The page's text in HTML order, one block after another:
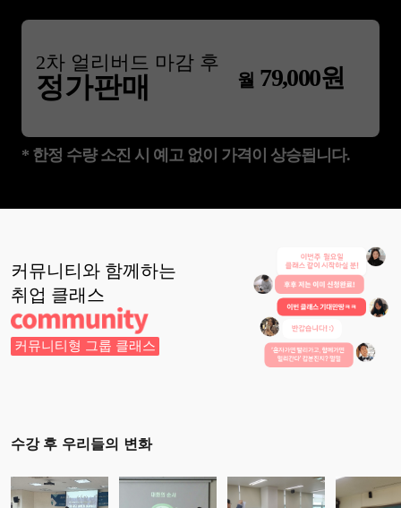
2차 얼리버드 마감 후
정가판매 월 79,000원
* 한정 수량 소진 시 예고 없이 가격이 상승됩니다.
커뮤니티와 함께하는
취업 클래스
커뮤니티형 그룹 클래스
수강 후 우리들의 변화